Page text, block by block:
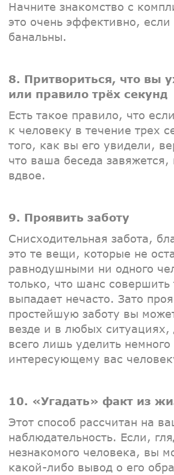
Начните знакомство с
это очень эффективно, если
банальны.
8. Притвориться, что вы
или правило трёх секунд
Есть такое правило, что
к человеку в течение трех
того, как вы его увидели,
что ваша беседа
вдвое.
9. Проявить заботу
Снисходительная забота,
это те вещи, которые не
равнодушными ни одного
только, что шанс совершить
выпадает нечасто. Зато
простейшую заботу вы
везде и в любых ситуациях,
всего лишь уделить
интересующему вас
10. «Угадать» факт из
Этот способ рассчитан на
наблюдательность. Если,
незнакомого человека, вы
какой-либо вывод о его